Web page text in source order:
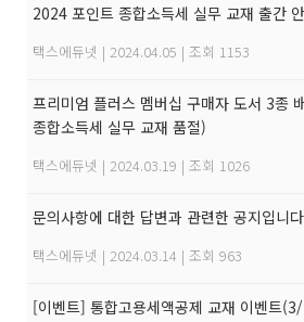
2024 포인트 종합소득세 실무 교재 출간
택스에듀넷 | 2024.04.05 | 조회 1153
프리미엄 플러스 멤버십 구매자 도서 3종
종합소득세 실무 교재 품절)
택스에듀넷 | 2024.03.19 | 조회 1026
문의사항에 대한 답변과 관련한 공지입니
택스에듀넷 | 2024.03.14 | 조회 963
[이벤트] 통합고용세액공제 교재 이벤트